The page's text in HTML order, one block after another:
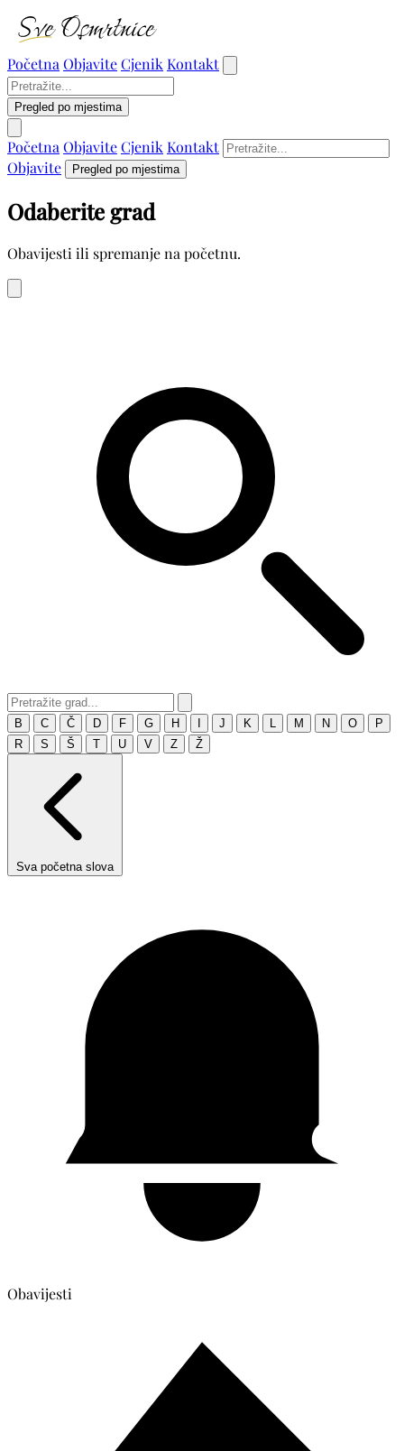
Početna ObjaviteCjenik Kontakt
Pregled po mjestima
Početna ObjaviteCjenik Kontakt
Objavite
Pregled po mjestima
Odaberite grad
Obavijesti ili spremanje na početnu.
B C Č D F G H J K M N O
P
R
S Š T U V Z Ž
Sva početna slova
Obavijesti